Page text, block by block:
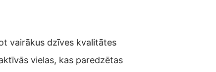
vairākus dzīves kvalitātes
vielas, kas paredzētas